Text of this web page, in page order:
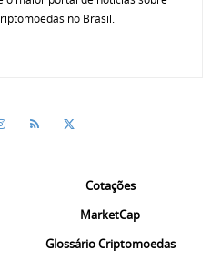
no Brasil.
Cotações
MarketCap
Glossário Criptomoedas